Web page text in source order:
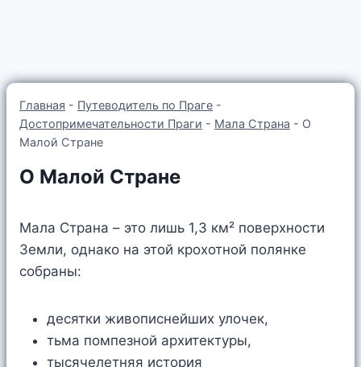
Главная - Путеводитель по Праге -
Достопримечательности Праги - Мала Страна - О
Малой Стране
О Малой Стране
Мала Страна – это лишь 1,3 км² поверхности
Земли, однако на этой крохотной полянке
собраны:
десятки живописнейших улочек,
тьма помпезной архитектуры,
тысячелетняя история